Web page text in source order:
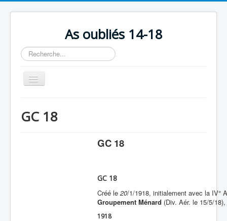
As oubliés 14-18
Rechercher
Basculer
la
Chronologie
GC 18
GC 18
GC 18
Créé le 20/1/1918, initialement avec la IV°
Groupement Ménard (Div. Aér. le 15/5/
1918